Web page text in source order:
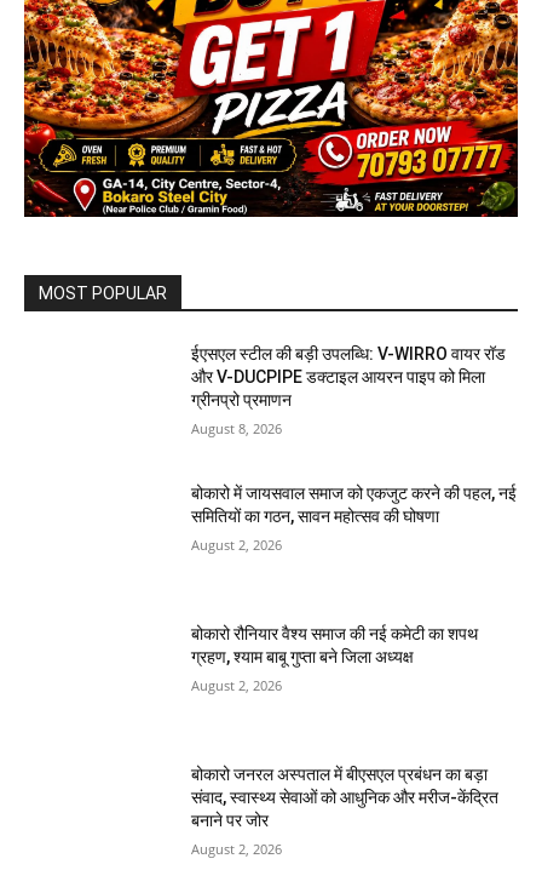
MOST POPULAR
ईएसएल स्टील की बड़ी उपलब्धि: V-WIRRO वायर रॉड
और V-DUCPIPE डक्टाइल आयरन पाइप को मिला
ग्रीनप्रो प्रमाणन
August 8, 2026
बोकारो में जायसवाल समाज को एकजुट करने की पहल, नई
समितियों का गठन, सावन महोत्सव की घोषणा
August 2, 2026
बोकारो रौनियार वैश्य समाज की नई कमेटी का शपथ
ग्रहण, श्याम बाबू गुप्ता बने जिला अध्यक्ष
August 2, 2026
बोकारो जनरल अस्पताल में बीएसएल प्रबंधन का बड़ा
संवाद, स्वास्थ्य सेवाओं को आधुनिक और मरीज-केंद्रित
बनाने पर जोर
August 2, 2026